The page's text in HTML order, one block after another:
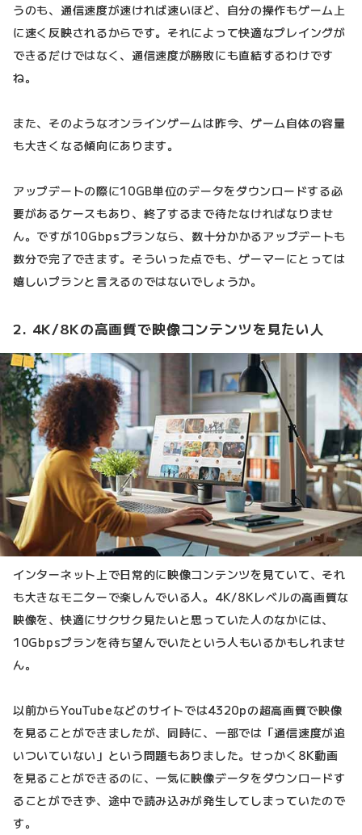
うのも、通信速度が速ければ速いほど、自分の操作もゲーム上
に速く反映されるからです。それによって快適なプレイングが
できるだけではなく、通信速度が勝敗にも直結するわけです
ね。
また、そのようなオンラインゲームは昨今、ゲーム自体の容量
も大きくなる傾向にあります。
アップデートの際に10GB単位のデータをダウンロードする必
要があるケースもあり、終了するまで待たなければなりませ
ん。ですが10Gbpsプランなら、数十分かかるアップデートも
数分で完了できます。そういった点でも、ゲーマーにとっては
嬉しいプランと言えるのではないでしょうか。
2. 4K/8Kの高画質で映像コンテンツを見たい人
インターネット上で日常的に映像コンテンツを見ていて、それ
も大きなモニターで楽しんでいる人。4K/8Kレベルの高画質な
映像を、快適にサクサク見たいと思っていた人のなかには、
10Gbpsプランを待ち望んでいたという人もいるかもしれませ
ん。
以前からYouTubeなどのサイトでは4320pの超高画質で映像
を見ることができましたが、同時に、一部では「通信速度が追
いついていない」という問題もありました。せっかく8K動画
を見ることができるのに、一気に映像データをダウンロードす
ることができず、途中で読み込みが発生してしまっていたので
す。